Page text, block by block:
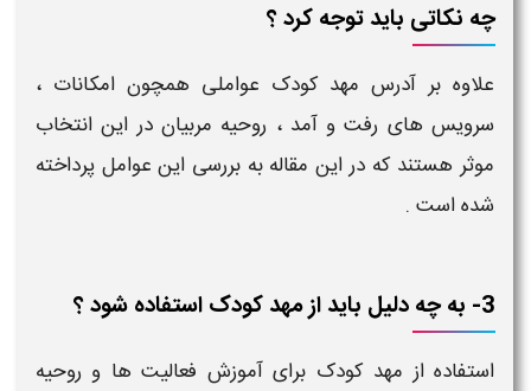
چه نکاتی باید توجه کرد ؟
علاوه بر آدرس مهد کودک عواملی همچون امکانات ،
سرویس های رفت و آمد ، روحیه مربیان در این انتخاب
موثر هستند که در این مقاله به بررسی این عوامل پرداخته
شده است .
3- به چه دلیل باید از مهد کودک استفاده شود ؟
استفاده از مهد کودک برای آموزش فعالیت ها و روحیه